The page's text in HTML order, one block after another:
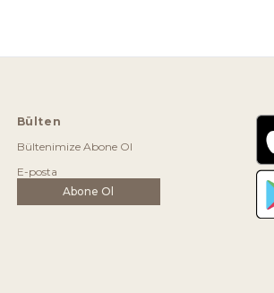
Bülten
Bültenimize Abone Ol
Abone Ol